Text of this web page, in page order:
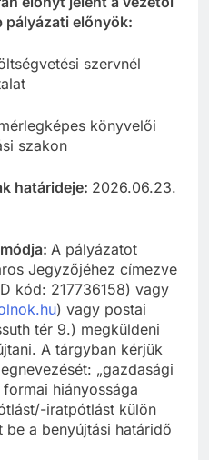
pályázati előnyök:
szervnél
könyvelői
szakon
határideje: 2026.06.23.
A pályázatot
Jegyzőjéhez címezve
kód: 217736158) vagy
) vagy postai
tér 9.) megküldeni
A tárgyban kérjük
„gazdasági
hiányossága
iratpótlást külön
a benyújtási határidő